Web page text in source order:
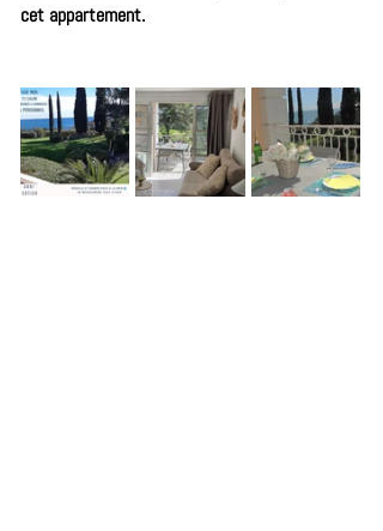
cet appartement.